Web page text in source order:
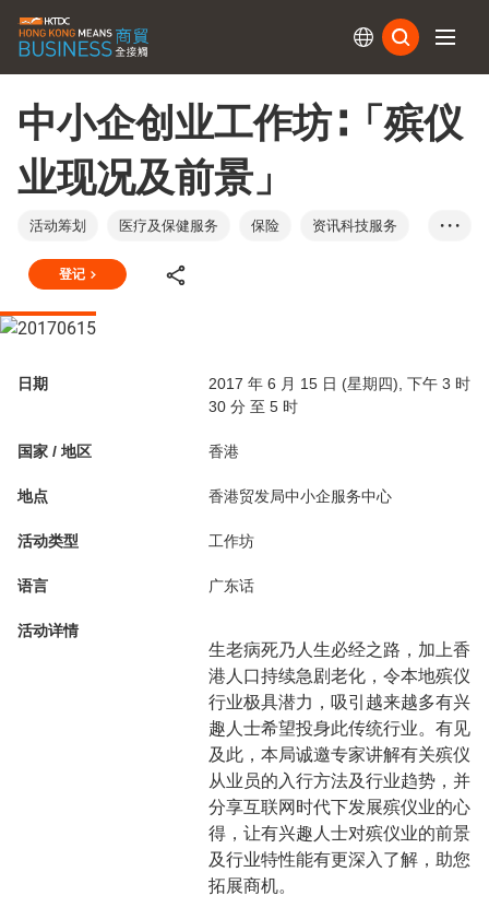
中小企创业工作坊∶「殡仪
业现况及前景」
活动筹划 医疗及保健服务 保险
资讯科技服务
法律服务
• • •
登记
日期
2017 年 6 月 15 日 (星期四), 下午 3 时
30 分 至 5 时
国家 / 地区 香港
地点 香港贸发局中小企服务中心
活动类型 工作坊
语言 广东话
活动详情
生老病死乃人生必经之路，加上香
港人口持续急剧老化，令本地殡仪
行业极具潜力，吸引越来越多有兴
趣人士希望投身此传统行业。有见
及此，本局诚邀专家讲解有关殡仪
从业员的入行方法及行业趋势，并
分享互联网时代下发展殡仪业的心
得，让有兴趣人士对殡仪业的前景
及行业特性能有更深入了解，助您
拓展商机。